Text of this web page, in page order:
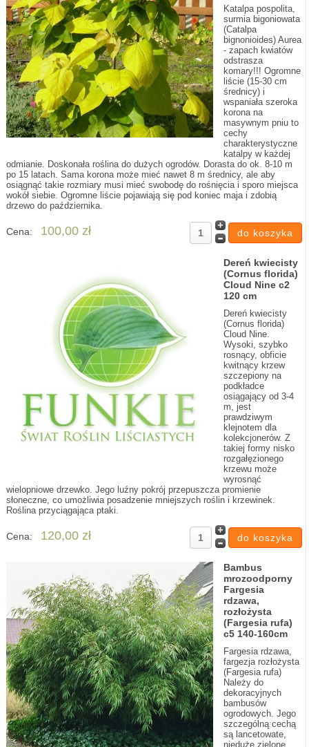
Katalpa pospolita,
surmia bigoniowata
(Catalpa
bignonioides) Aurea
- zapach kwiatów
odstrasza
komary!!! Ogromne
liście (15-30 cm
średnicy) i
wspaniała szeroka
korona na
masywnym pniu to
cechy
charakterystyczne
katalpy w każdej
odmianie. Doskonała roślina do dużych ogrodów. Dorasta do ok. 8-10 m
po 15 latach. Sama korona może mieć nawet 8 m średnicy, ale aby
osiągnąć takie rozmiary musi mieć swobodę do rośnięcia i sporo miejsca
wokół siebie. Ogromne liście pojawiają się pod koniec maja i zdobią
drzewo do października.
Cena: 100,00 zł
Dereń kwiecisty
(Cornus florida)
Cloud Nine c2
120 cm
Dereń kwiecisty
(Cornus florida)
Cloud Nine.
Wysoki, szybko
rosnący, obficie
kwitnący krzew
szczepiony na
podkładce
osiągający od 3-4
m, jest
prawdziwym
klejnotem dla
kolekcjonerów. Z
takiej formy nisko
rozgałęzionego
krzewu może
wyrosnąć
wielopniowe drzewko. Jego luźny pokrój przepuszcza promienie
słoneczne, co umożliwia posadzenie mniejszych roślin i krzewinek.
Roślina przyciągająca ptaki.
Cena: 120,00 zł
Bambus
mrozoodporny
Fargesia
rdzawa,
rozłożysta
(Fargesia rufa)
c5 140-160cm
Fargesia rdzawa,
fargezja rozłożysta
(Fargesia rufa)
Należy do
dekoracyjnych
bambusów
ogrodowych. Jego
szczególną cechą
są lancetowate,
nieduże zielone